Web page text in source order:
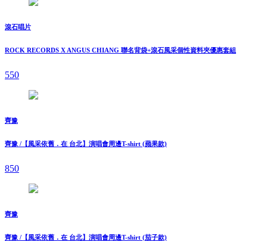
滾石唱片
ROCK RECORDS X ANGUS CHIANG 聯名背袋+滾石風采個性資料夾優惠套組
550
齊豫
齊豫 /【風采依舊．在 台北】演唱會周邊T-shirt (蘋果款)
850
齊豫
齊豫 /【風采依舊．在 台北】演唱會周邊T-shirt (茄子款)